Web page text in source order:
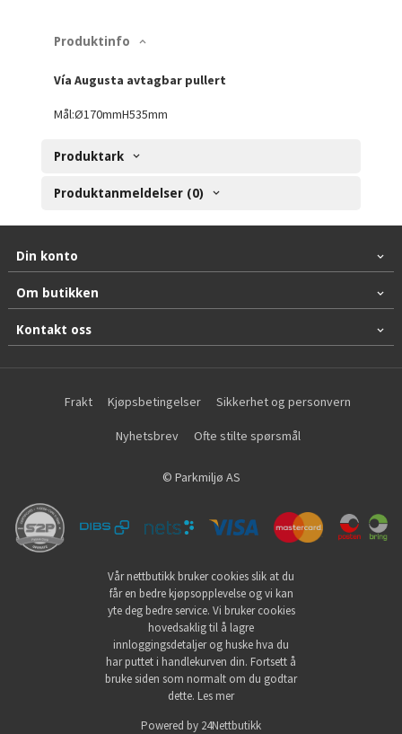
Produktinfo
Vía Augusta avtagbar pullert
Mål:Ø170mmH535mm
Produktark
Produktanmeldelser (0)
Din konto
Om butikken
Kontakt oss
Frakt Kjøpsbetingelser Sikkerhet og personvern
Nyhetsbrev Ofte stilte spørsmål
© Parkmiljø AS
Vår nettbutikk bruker cookies slik at du
får en bedre kjøpsopplevelse og vi kan
yte deg bedre service. Vi bruker cookies
hovedsaklig til å lagre
innloggingsdetaljer og huske hva du
har puttet i handlekurven din. Fortsett å
bruke siden som normalt om du godtar
dette. Les mer
Powered by 24Nettbutikk